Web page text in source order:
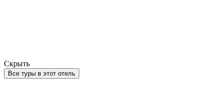
Скрыть
Все туры в этот отель